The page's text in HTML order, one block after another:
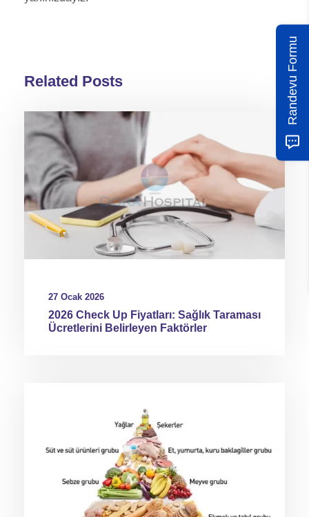
Related Posts
27 Ocak 2026
2026 Check Up Fiyatları: Sağlık Taraması
Ücretlerini Belirleyen Faktörler
Randevu Formu